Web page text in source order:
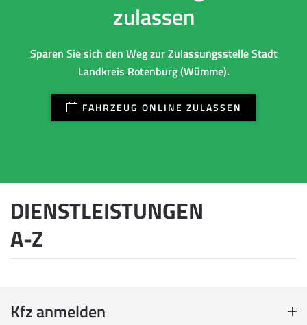
zulassen
Sparen Sie sich den Weg zur Zulassungsstelle Stadt
Landkreis Rotenburg (Wümme).
FAHRZEUG ONLINE ZULASSEN
DIENSTLEISTUNGEN
A-Z
Kfz anmelden